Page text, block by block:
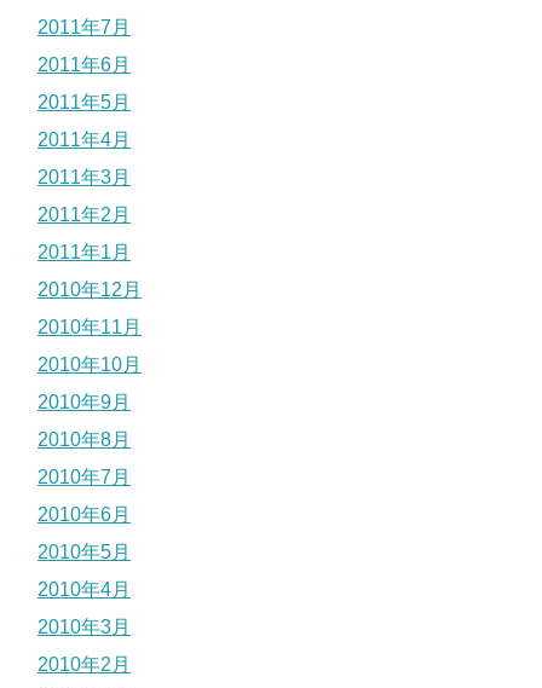
2011年7月
2011年6月
2011年5月
2011年4月
2011年3月
2011年2月
2011年1月
2010年12月
2010年11月
2010年10月
2010年9月
2010年8月
2010年7月
2010年6月
2010年5月
2010年4月
2010年3月
2010年2月